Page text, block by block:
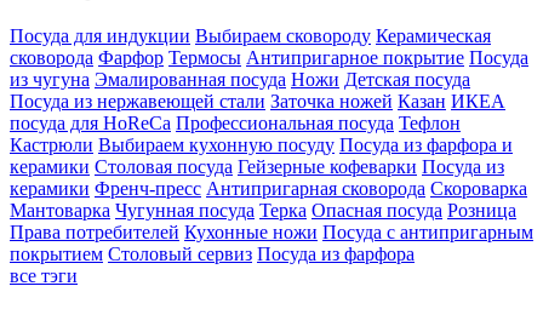
Посуда для индукции Выбираем сковороду Керамическая
сковорода Фарфор Термосы Антипригарное покрытие Посуда
из чугуна Эмалированная посуда Ножи Детская посуда
Посуда из нержавеющей стали Заточка ножей Казан ИКЕА
посуда для HoReCa Профессиональная посуда Тефлон
Кастрюли Выбираем кухонную посуду Посуда из фарфора и
керамики Столовая посуда Гейзерные кофеварки Посуда из
керамики Френч-пресс Антипригарная сковорода Скороварка
Мантоварка Чугунная посуда Терка Опасная посуда Розница
Права потребителей Кухонные ножи Посуда с антипригарным
покрытием Столовый сервиз Посуда из фарфора
все тэги